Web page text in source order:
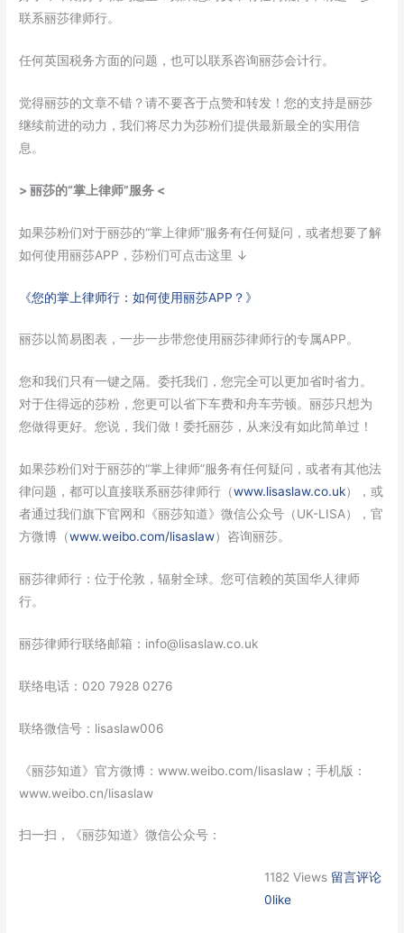
联系丽莎律师行。
任何英国税务方面的问题，也可以联系咨询丽莎会计行。
觉得丽莎的文章不错？请不要吝于点赞和转发！您的支持是丽莎
继续前进的动力，我们将尽力为莎粉们提供最新最全的实用信
息。
> 丽莎的“掌上律师”服务 <
如果莎粉们对于丽莎的“掌上律师”服务有任何疑问，或者想要了解
如何使用丽莎APP，莎粉们可点击这里 ↓
《您的掌上律师行：如何使用丽莎APP？》
丽莎以简易图表，一步一步带您使用丽莎律师行的专属APP。
您和我们只有一键之隔。委托我们，您完全可以更加省时省力。
对于住得远的莎粉，您更可以省下车费和舟车劳顿。丽莎只想为
您做得更好。您说，我们做！委托丽莎，从来没有如此简单过！
如果莎粉们对于丽莎的“掌上律师”服务有任何疑问，或者有其他法
律问题，都可以直接联系丽莎律师行（www.lisaslaw.co.uk），或
者通过我们旗下官网和《丽莎知道》微信公众号（UK-LISA），官
方微博（www.weibo.com/lisaslaw）咨询丽莎。
丽莎律师行：位于伦敦，辐射全球。您可信赖的英国华人律师
行。
丽莎律师行联络邮箱：info@lisaslaw.co.uk
联络电话：020 7928 0276
联络微信号：lisaslaw006
《丽莎知道》官方微博：www.weibo.com/lisaslaw；手机版：
www.weibo.cn/lisaslaw
扫一扫，《丽莎知道》微信公众号：
1182 Views 留言评论
0like